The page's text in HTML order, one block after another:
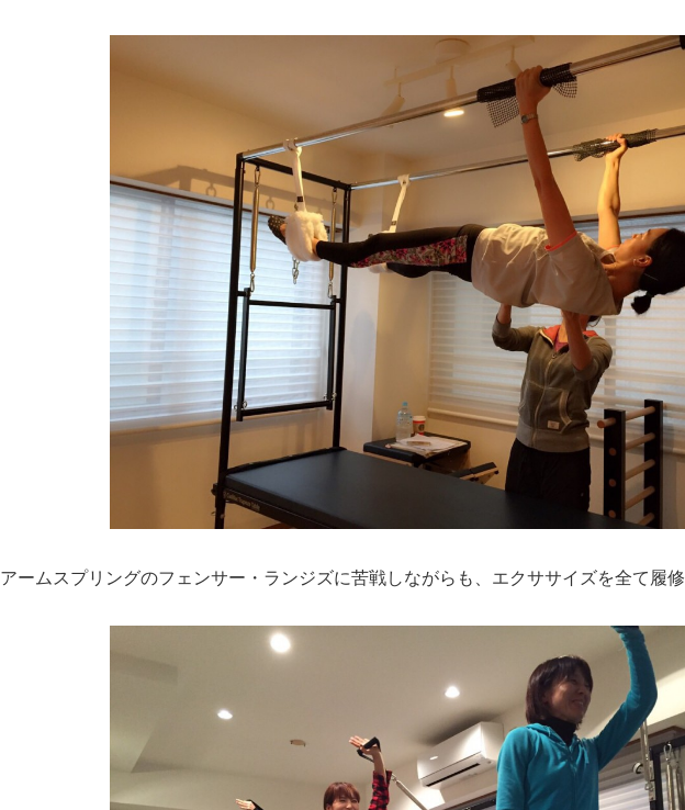
アームスプリングのフェンサー・ランジズに苦戦しながらも、エクササイズを全て履